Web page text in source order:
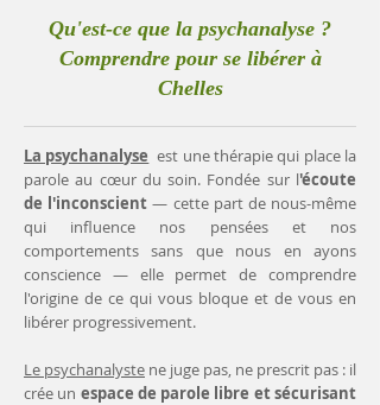
Qu'est-ce que la psychanalyse ?
Comprendre pour se libérer à
Chelles
La psychanalyse est une thérapie qui place la
parole au cœur du soin. Fondée sur l'écoute
de l'inconscient— cette part de nous-même
qui influence nos pensées et nos
comportements sans que nous en ayons
conscience — elle permet de comprendre
l'origine de ce qui vous bloque et de vous en
libérer progressivement.
Le psychanalyste ne juge pas, ne prescrit pas : il
crée un espace de parole libre et sécurisant